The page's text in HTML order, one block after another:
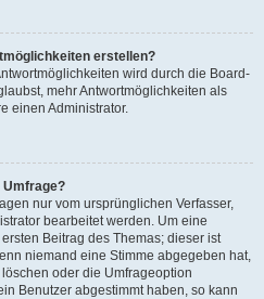
erstellen?
wird durch die Board-
mehr Antwortmöglichkeiten als
einen Administrator.
Umfrage?
nur vom ursprünglichen Verfasser,
bearbeitet werden. Um eine
Beitrag des Themas; dieser ist
niemand eine Stimme abgegeben hat,
oder die Umfrageoption
Benutzer abgestimmt haben, so kann